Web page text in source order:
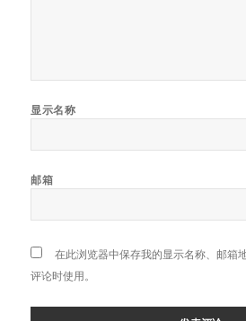
显示名称
邮箱
在此浏览器中保存我的显示名称、邮箱
评论时使用。